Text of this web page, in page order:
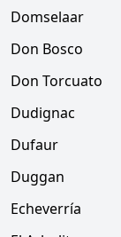
Domselaar
Don Bosco
Don Torcuato
Dudignac
Dufaur
Duggan
Echeverría